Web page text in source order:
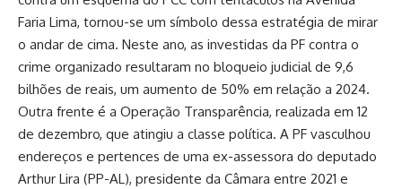
Faria Lima, tornou-se um símbolo dessa estratégia de mirar
o andar de cima. Neste ano, as investidas da PF contra o
crime organizado resultaram no bloqueio judicial de 9,6
bilhões de reais, um aumento de 50% em relação a 2024.
Outra frente é a Operação Transparência, realizada em 12
de dezembro, que atingiu a classe política. A PF vasculhou
endereços e pertences de uma ex-assessora do deputado
Arthur Lira (PP-AL), presidente da Câmara entre 2021 e